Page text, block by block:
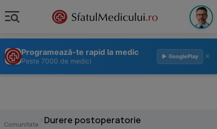
Programează-te rapid la medic
Peste 7000 de medici
▶ GooglePlay ×
Comunitate Durere postoperatorie